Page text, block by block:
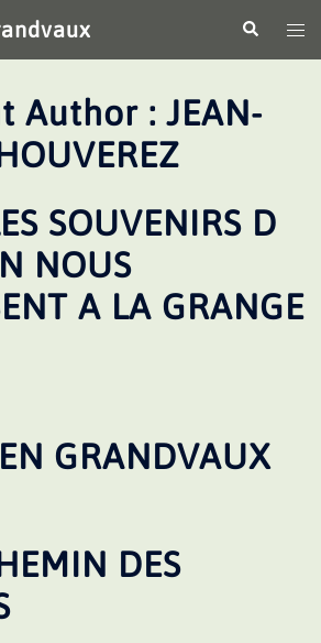
le
Author : JEAN-
SOUVENIRS D
NOUS
A LA GRANGE
GRANDVAUX
DES